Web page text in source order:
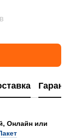
Онлайн или